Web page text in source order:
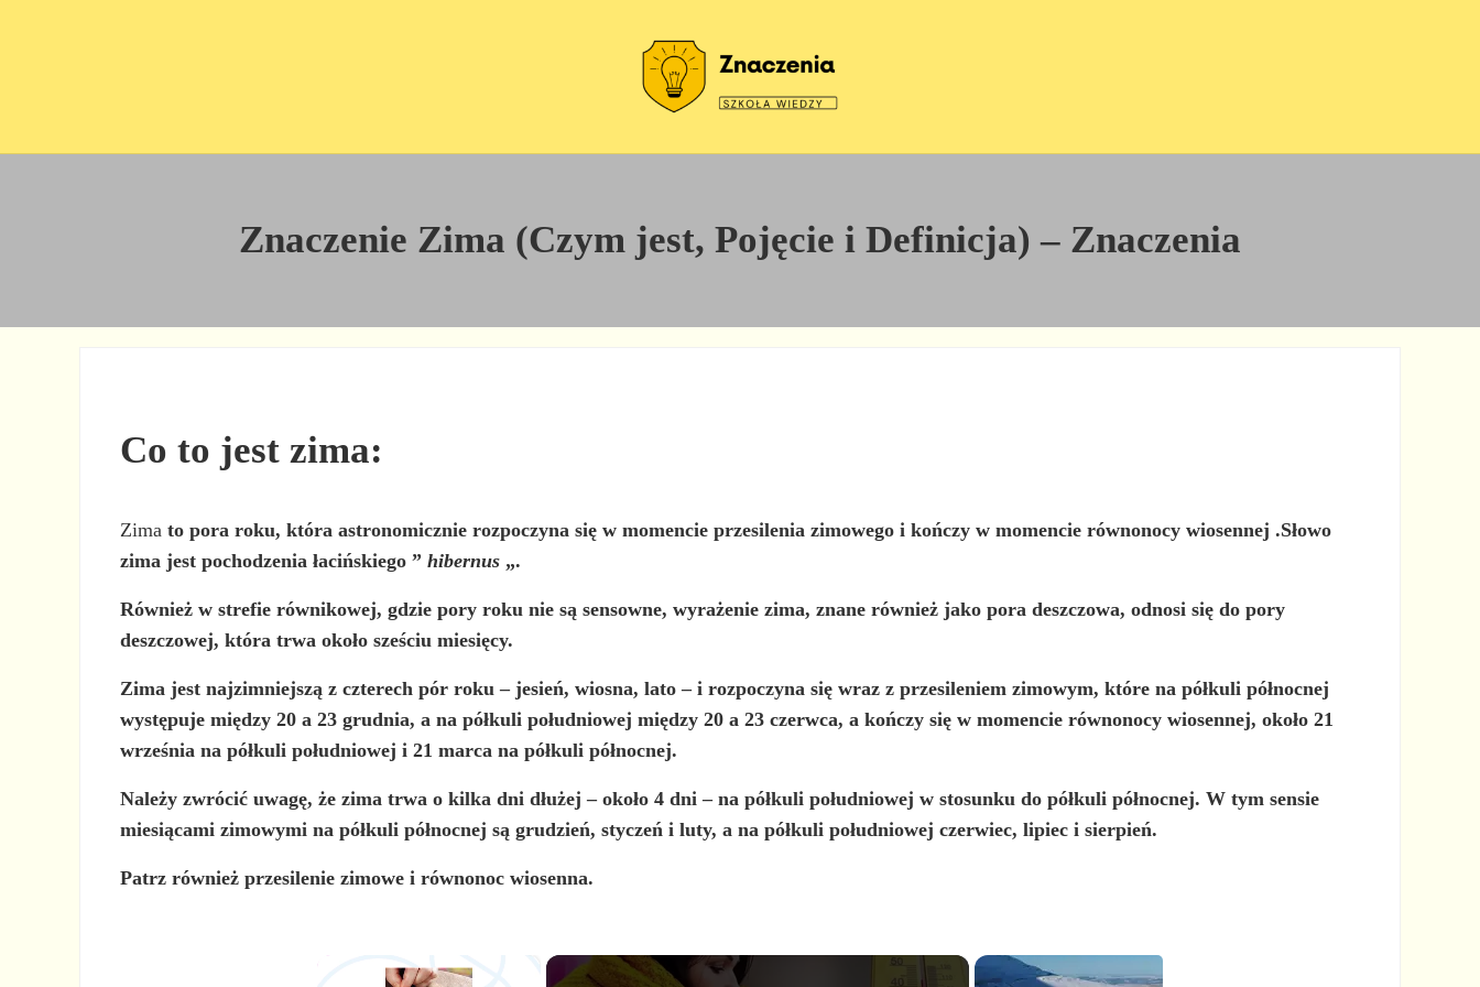
Znaczenie Zima (Czym jest, Pojęcie i Definicja) – Znaczenia
Co to jest zima:
Zimatopora roku, która astronomicznie rozpoczyna się w momencie przesilenia zimowego i kończy w momencie równonocy wiosennej .Słowo
zima jest pochodzenia łacińskiego ”hibernus „.
Również w strefie równikowej, gdzie pory roku nie są sensowne, wyrażenie zima, znane również jako pora deszczowa, odnosi się dopory
deszczowej, która trwa około sześciu miesięcy.
Zima jest najzimniejszą z czterech pór roku – jesień, wiosna, lato – i rozpoczyna się wraz z przesileniem zimowym, które na półkuli północnej
występuje między 20 a 23 grudnia, a na półkuli południowej między 20 a 23 czerwca, a kończy się w momencie równonocy wiosennej, około 21
września na półkuli południowej i 21 marca na półkuli północnej.
Należy zwrócić uwagę, że zima trwa o kilka dni dłużej – około 4 dni – na półkuli południowej w stosunku do półkuli północnej. W tym sensie
miesiącami zimowymi na półkuli północnej są grudzień, styczeń i luty, a na półkuli południowej czerwiec, lipiec i sierpień.
Patrz również przesilenie zimowe i równonoc wiosenna.